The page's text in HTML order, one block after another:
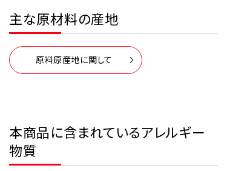
主な原材料の産地
原料原産地に関して
本商品に含まれているアレルギー
物質